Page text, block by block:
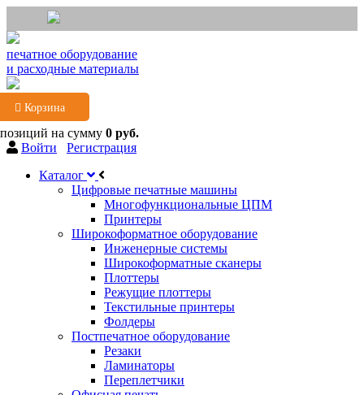
печатное оборудование
и расходные материалы
Корзина
на сумму 0 руб.
Войти
Регистрация
Каталог
Цифровые печатные машины
Многофункциональные ЦПМ
Принтеры
Широкоформатное оборудование
Инженерные системы
Широкоформатные сканеры
Плоттеры
Режущие плоттеры
Текстильные принтеры
Фолдеры
Постпечатное оборудование
Резаки
Ламинаторы
Переплетчики